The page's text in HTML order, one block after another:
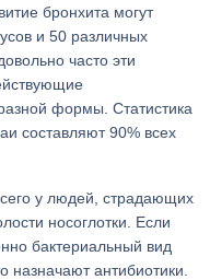
бронхита могут
и 50 различных
часто эти
формы. Статистика
составляют 90% всех
у людей, страдающих
носоглотки. Если
бактериальный вид
назначают антибиотики.